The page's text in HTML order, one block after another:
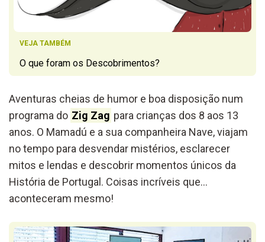
VEJA TAMBÉM
O que foram os Descobrimentos?
Aventuras cheias de humor e boa disposição num
programa do Zig Zag para crianças dos 8 aos 13
anos. O Mamadú e a sua companheira Nave, viajam
no tempo para desvendar mistérios, esclarecer
mitos e lendas e descobrir momentos únicos da
História de Portugal. Coisas incríveis que…
aconteceram mesmo!